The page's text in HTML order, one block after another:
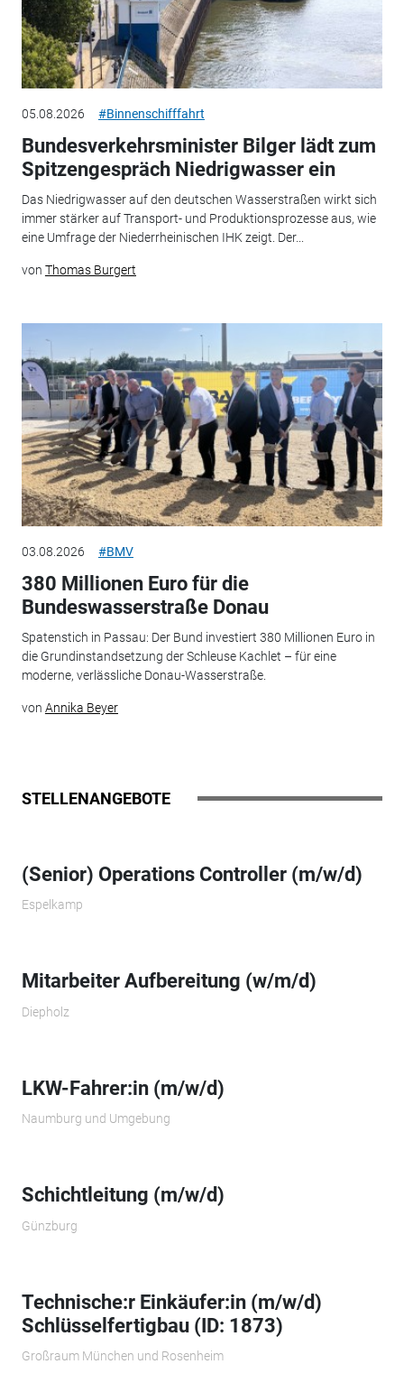
05.08.2026 #Binnenschifffahrt
Bundesverkehrsminister Bilger lädt zum
Spitzengespräch Niedrigwasser ein
Das Niedrigwasser auf den deutschen Wasserstraßen wirkt sich
immer stärker auf Transport- und Produktionsprozesse aus, wie
eine Umfrage der Niederrheinischen IHK zeigt. Der...
von Thomas Burgert
03.08.2026 #BMV
380 Millionen Euro für die
Bundeswasserstraße Donau
Spatenstich in Passau: Der Bund investiert 380 Millionen Euro in
die Grundinstandsetzung der Schleuse Kachlet – für eine
moderne, verlässliche Donau-Wasserstraße.
von Annika Beyer
STELLENANGEBOTE
(Senior) Operations Controller (m/w/d)
Espelkamp
Mitarbeiter Aufbereitung (w/m/d)
Diepholz
LKW-Fahrer:in (m/w/d)
Naumburg und Umgebung
Schichtleitung (m/w/d)
Günzburg
Technische:r Einkäufer:in (m/w/d)
Schlüsselfertigbau (ID: 1873)
Großraum München und Rosenheim